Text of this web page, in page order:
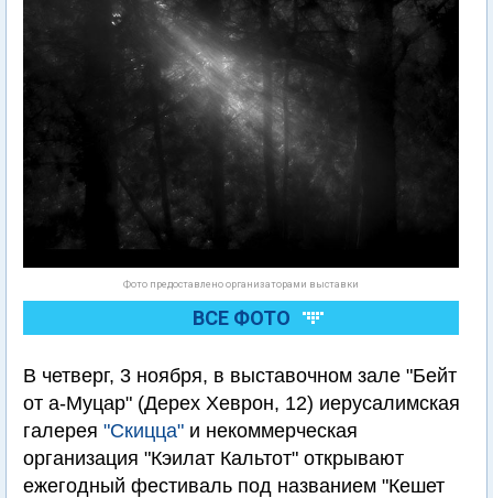
Фото предоставлено организаторами выставки
ВСЕ ФОТО
В четверг, 3 ноября, в выставочном зале "Бейт
от а-Муцар" (Дерех Хеврон, 12) иерусалимская
галерея "Скицца" и некоммерческая
организация "Кэилат Кальтот" открывают
ежегодный фестиваль под названием "Кешет